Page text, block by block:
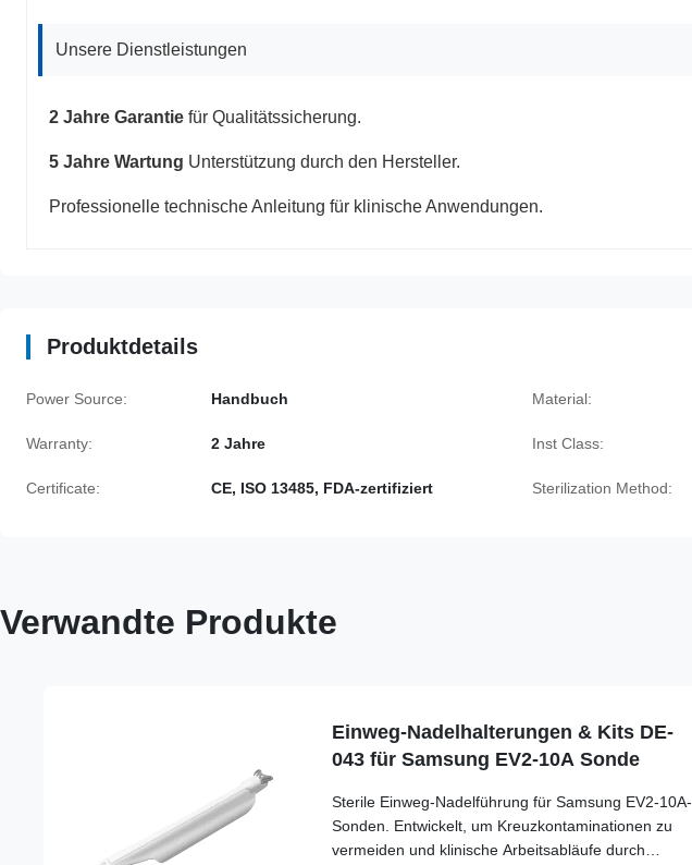
Unsere Dienstleistungen
2 Jahre Garantie für Qualitätssicherung.
5 Jahre Wartung Unterstützung durch den Hersteller.
Professionelle technische Anleitung für klinische Anwendungen.
Produktdetails
Power Source: Handbuch Material:
Warranty: 2 Jahre Inst Class:
Certificate: CE, ISO 13485, FDA-zertifiziert Sterilization Method:
Verwandte Produkte
Einweg-Nadelhalterungen & Kits DE-
043 für Samsung EV2-10A Sonde
Sterile Einweg-Nadelführung für Samsung EV2-10A-
Sonden. Entwickelt, um Kreuzkontaminationen zu
vermeiden und klinische Arbeitsabläufe durch